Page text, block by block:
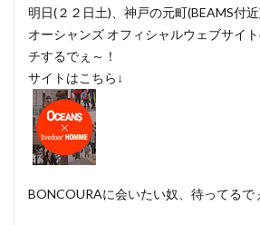
明日(２２日土)、神戸の元町(BEAMS付
オーシャンズ オフィシャルウェブサイ
チするでぇ～！
サイトはこちら↓
BONCOURAに会いたい奴、待ってるで